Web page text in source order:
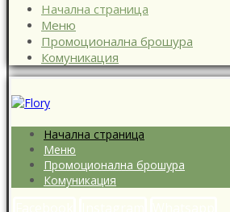
Начална страница
Меню
Промоционална брошура
Комуникация
Начална страница
Меню
Промоционална брошура
Комуникация